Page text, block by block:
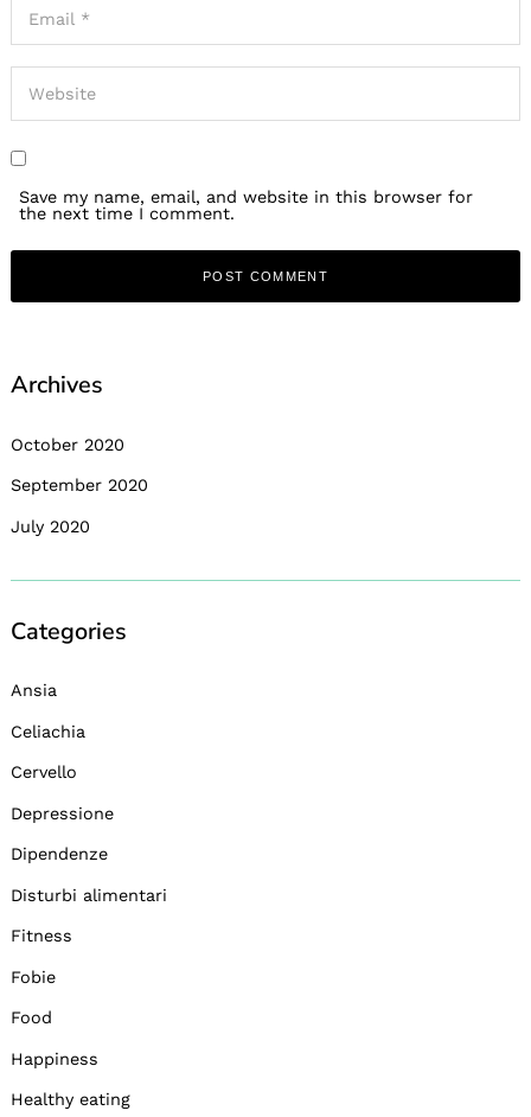
Save my name, email, and website in this browser for
the next time I comment.
Archives
October 2020
September 2020
July 2020
Categories
Ansia
Celiachia
Cervello
Depressione
Dipendenze
Disturbi alimentari
Fitness
Fobie
Food
Happiness
Healthy eating